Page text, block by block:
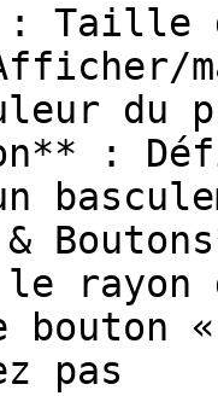
Taille
du
:
pas